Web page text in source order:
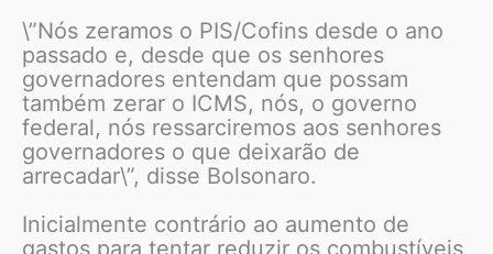
\”Nós zeramos o PIS/Cofins desde o ano
passado e, desde que os senhores
governadores entendam que possam
também zerar o ICMS, nós, o governo
federal, nós ressarciremos aos senhores
governadores o que deixarão de
arrecadar\”, disse Bolsonaro.
Inicialmente contrário ao aumento de
gastos para tentar reduzir os combustíveis,